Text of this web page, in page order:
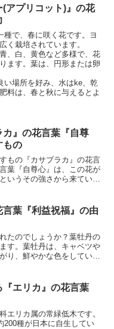
年人気が高まっています。
イプがあります。1つ
発達した「大花系」です。
系」です。大花系は、花
が特徴です。リップ系は、
徴で、清楚で可憐な印象の
期もさまざまです。12月
3月から5月にかけて花を
花を咲かせる「夏咲
秋咲き」の4種類があり
を楽しむことができます。
(アプリコット)』の花
種で、春に咲く花です。ヨ
く栽培されています。
、白、黄色など多様で、花
ます 。葉は、円形または卵
場所を好み、 水はke、乾
料は、春と秋に与えるとよ
カ』の花言葉『自尊
もの
もの 『カサブラカ』の花言
葉『自尊心』は、この花が
いうその強さから来ていま
す。この花の姿に、自尊心
サブラカ』の花言葉『自尊
』は、日本ではあまりなじ
ら親しまれている花です。
」として崇め、ヨーロッパ
て大切にされてきました。
言葉『利益祝福』の由
たのでしょうか？葉牡丹の
す。葉牡丹は、キャベツや
り、鮮やかな色をしていま
保ち続けます。このことか
とされ、縁起の良い花とさ
の良さから、お正月の飾り
を飾ることで、一年間の利
『エリカ』の花言葉
エリカ属の常緑低木です。
200種が日本に自生してい